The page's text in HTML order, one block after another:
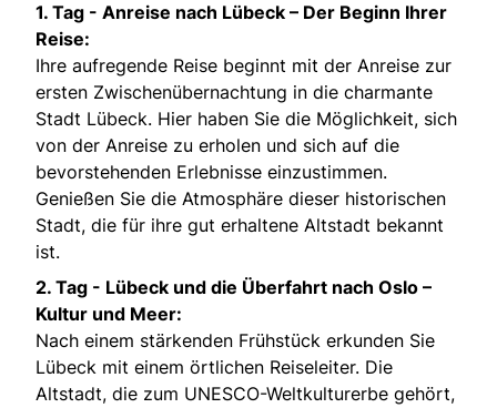
1. Tag - Anreise nach Lübeck – Der Beginn Ihrer
Reise:
Ihre aufregende Reise beginnt mit der Anreise zur
ersten Zwischenübernachtung in die charmante
Stadt Lübeck. Hier haben Sie die Möglichkeit, sich
von der Anreise zu erholen und sich auf die
bevorstehenden Erlebnisse einzustimmen.
Genießen Sie die Atmosphäre dieser historischen
Stadt, die für ihre gut erhaltene Altstadt bekannt
ist.
2. Tag - Lübeck und die Überfahrt nach Oslo –
Kultur und Meer:
Nach einem stärkenden Frühstück erkunden Sie
Lübeck mit einem örtlichen Reiseleiter. Die
Altstadt, die zum UNESCO-Weltkulturerbe gehört,